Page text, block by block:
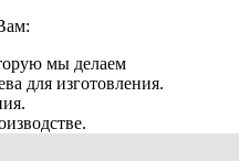
мы делаем
для изготовления.